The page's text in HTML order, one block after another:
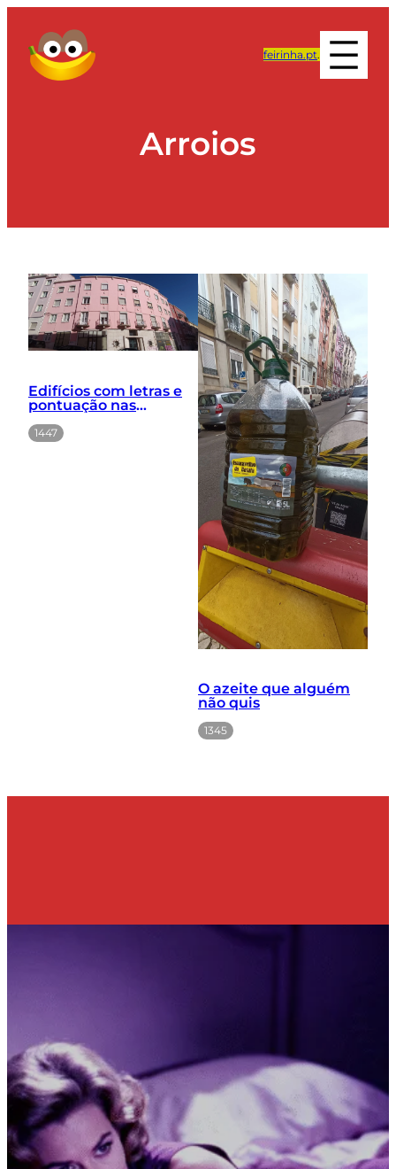
feirinha.pt.
Arroios
Edifícios com letras e
pontuação nas
1447
O azeite que alguém
não quis
1345